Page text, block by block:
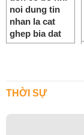
THỜI SỰ